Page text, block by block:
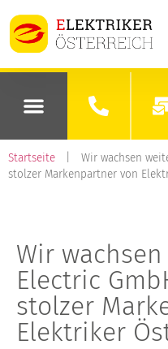
Startseite
Wir wachsen
stolzer Markenpartner von
Wir
Electric
stolzer
Elektriker